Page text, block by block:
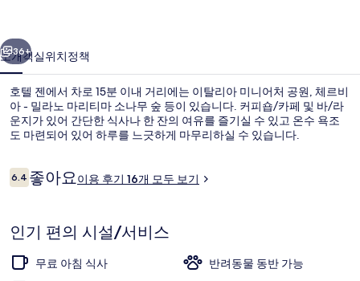
러
리
36+
소개객실위치정책
호텔 젠에서 차로 15분 이내 거리에는 이탈리아 미니어처 공원, 체르비
아 - 밀라노 마리티마 소나무 숲 등이 있습니다. 커피숍/카페 및 바/라
운지가 있어 간단한 식사나 한 잔의 여유를 즐기실 수 있고 온수 욕조
도 마련되어 있어 하루를 느긋하게 마무리하실 수 있습니다.
이
용
기
6.410점 만점 중 6.4점.
좋아요이용 후기 16개 모두 보기
인기 편의 시설/서비스
무료 아침 식사
반려동물 동반 가능